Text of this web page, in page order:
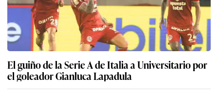
El guiño de la Serie A de Italia a Universitario por
el goleador Gianluca Lapadula